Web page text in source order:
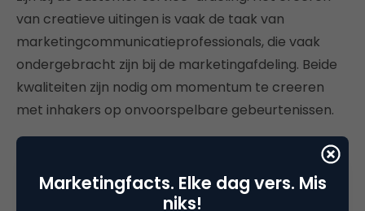
van creatieve uitingen is vaak de taak van
marketingcommunicatieprofessionals, die vaak
ondergebracht zijn bij de marketingafdeling. Beide
kwaliteiten zijn nodig om momentum te creeren
met inhakers op onvoorspelbare gebeurtenissen.
marketingcommunicatie professionals op basis van
het onderzoek? Werk aan je creatieve conditie
Marketingfacts. Elke dag vers. Mis
niks!